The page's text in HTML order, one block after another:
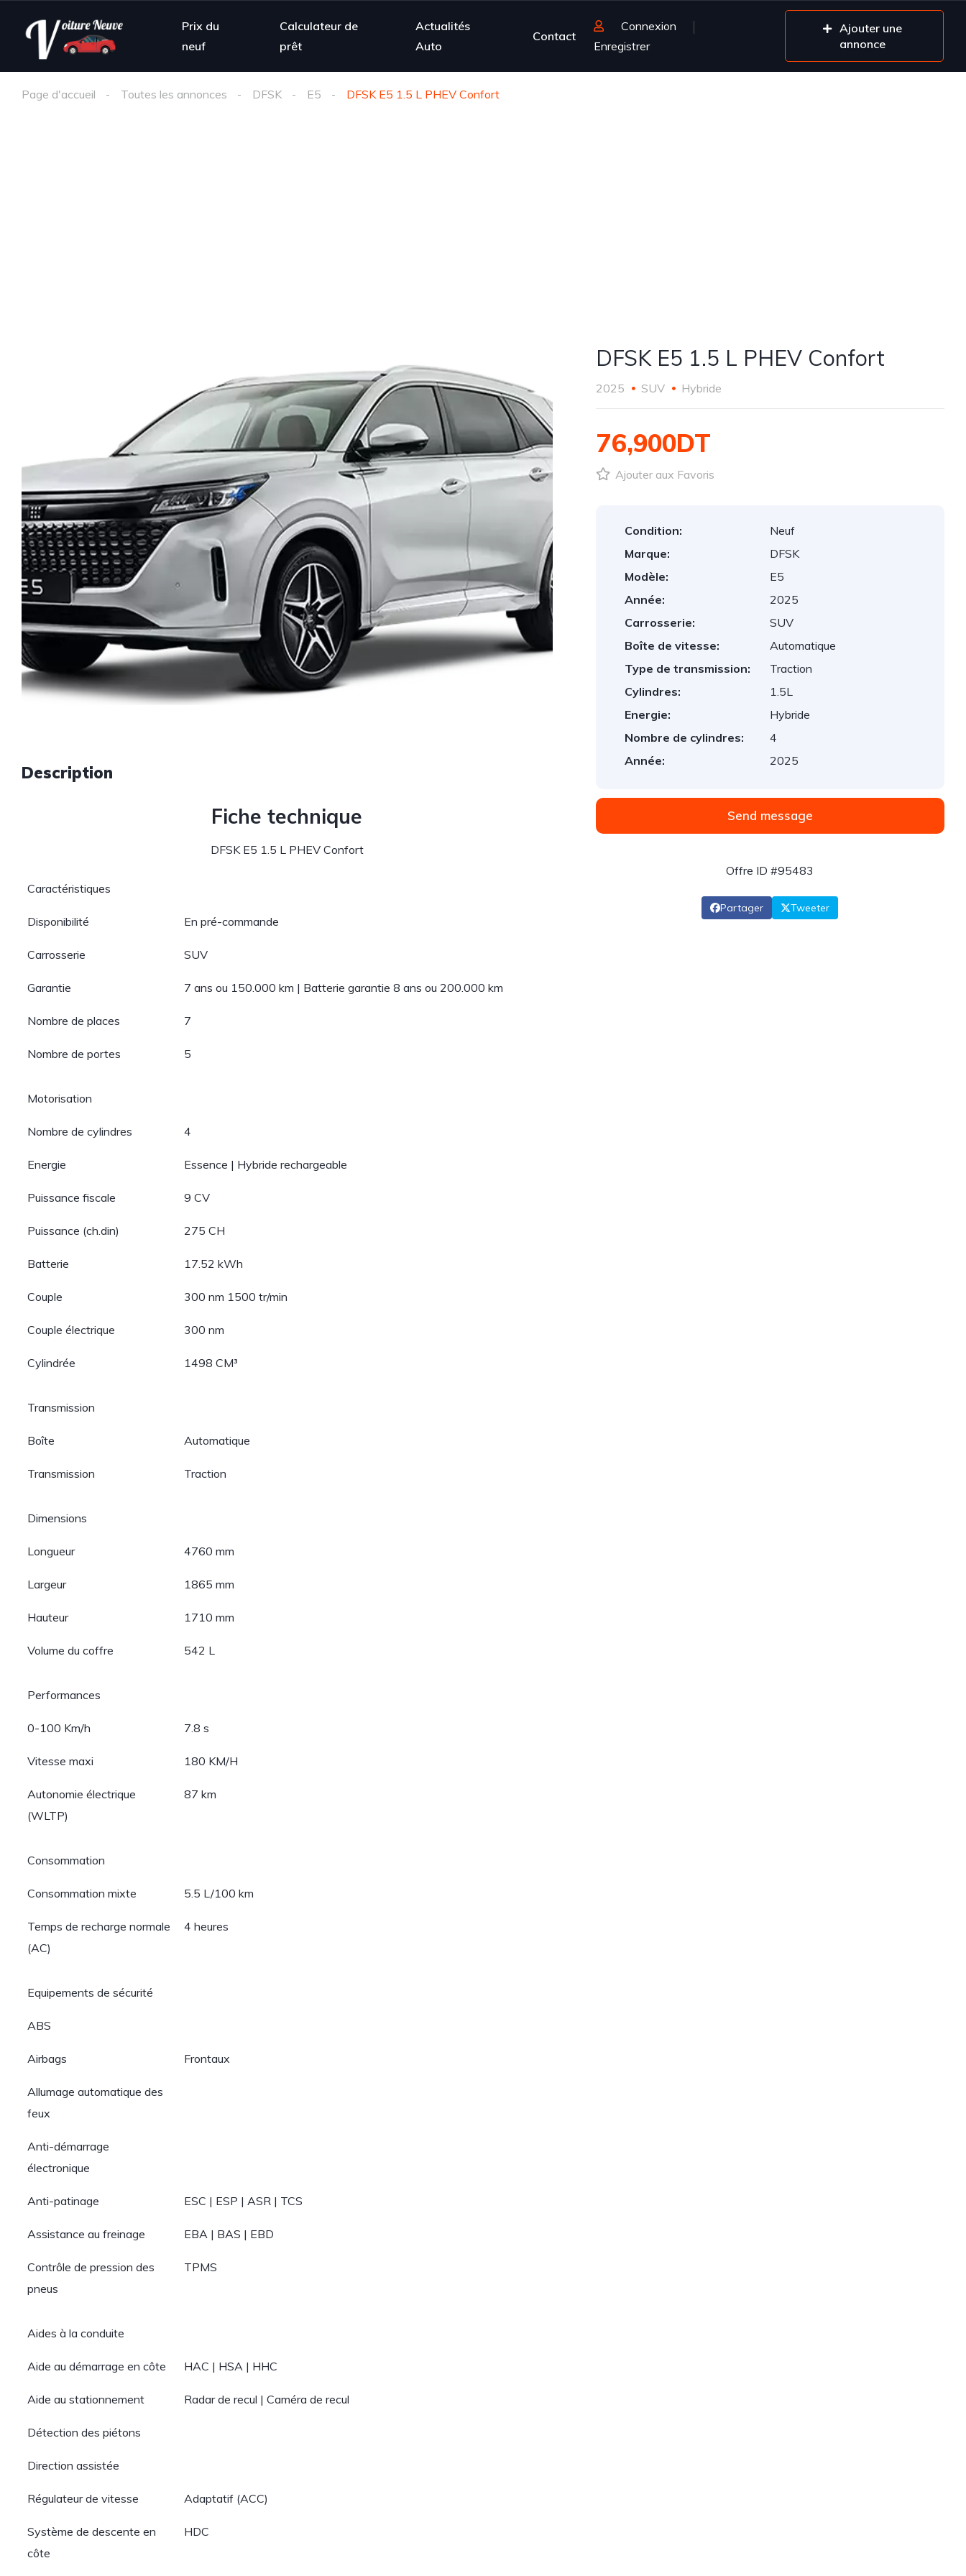
Prix du
neuf
Calculateur de
prêt
Actualités
Auto
Contact
Connexion
Enregistrer
Ajouter une
annonce
Page d'accueil Toutes les annonces DFSK E5 DFSK E5 1.5 L PHEV Confort
Description
Fiche technique
DFSK E5 1.5 L PHEV Confort
Caractéristiques
Disponibilité En pré-commande
Carrosserie SUV
Garantie 7 ans ou 150.000 km | Batterie garantie 8 ans ou 200.000 km
Nombre de places 7
Nombre de portes 5
Motorisation
Nombre de cylindres 4
Energie Essence | Hybride rechargeable
Puissance fiscale 9 CV
Puissance (ch.din) 275 CH
Batterie 17.52 kWh
Couple 300 nm 1500 tr/min
Couple électrique 300 nm
Cylindrée 1498 CM³
Transmission
Boîte Automatique
Transmission Traction
Dimensions
Longueur 4760 mm
Largeur 1865 mm
Hauteur 1710 mm
Volume du coffre 542 L
Performances
0-100 Km/h 7.8 s
Vitesse maxi 180 KM/H
Autonomie électrique
(WLTP)
87 km
Consommation
Consommation mixte 5.5 L/100 km
Temps de recharge normale
(AC)
4 heures
Equipements de sécurité
ABS
Airbags Frontaux
Allumage automatique des
feux
Anti-démarrage
électronique
Anti-patinage ESC | ESP | ASR | TCS
Assistance au freinage EBA | BAS | EBD
Contrôle de pression des
pneus
TPMS
Aides à la conduite
Aide au démarrage en côte HAC | HSA | HHC
Aide au stationnement Radar de recul | Caméra de recul
Détection des piétons
Direction assistée
Régulateur de vitesse Adaptatif (ACC)
Système de descente en
côte
HDC
DFSK E5 1.5 L PHEV Confort
2025 SUV Hybride
76,900DT
Ajouter aux Favoris
Condition:
Neuf
Marque:
DFSK
Modèle:
E5
Année:
2025
Carrosserie:
SUV
Boîte de vitesse:
Automatique
Type de transmission:
Traction
Cylindres:
1.5L
Energie:
Hybride
Nombre de cylindres:
4
Année:
2025
Send message
Offre ID #95483
Partager Tweeter